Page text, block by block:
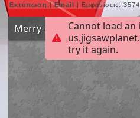
Εκτύπωση|Email | Εμφανίσεις: 3574